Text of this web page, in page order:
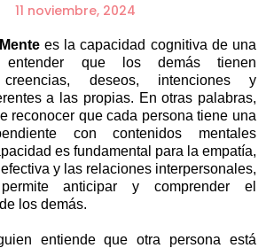
11 noviembre, 2024
es la capacidad cognitiva de una
entender que los demás tienen
creencias, deseos, intenciones y
a las propias. En otras palabras,
reconocer que cada persona tiene una
con contenidos mentales
es fundamental para la empatía,
y las relaciones interpersonales,
anticipar y comprender el
los demás.
entiende que otra persona está